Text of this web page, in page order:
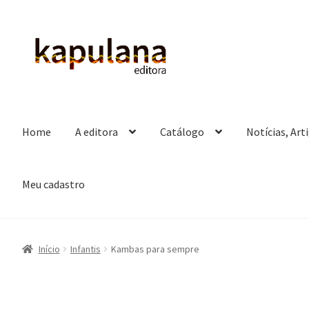
Pular
para
Pular
para
Home A editora Catálogo Notícias,
Meu cadastro
Início Infantis Kambas para sempre